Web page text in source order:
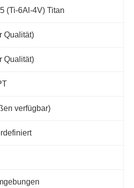
(Ti-6Al-4V) Titan
Qualität)
Qualität)
verfügbar)